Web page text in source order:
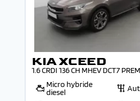
KIA XCEED
1.6 CRDI 136 CH MHEV DCT7
Micro hybride
diesel